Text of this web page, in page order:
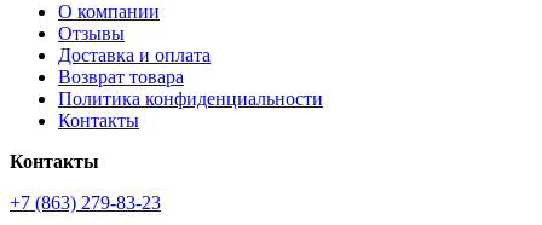
О компании
Отзывы
Доставка и оплата
Возврат товара
Политика конфиденциальности
Контакты
Контакты
+7 (863) 279-83-23